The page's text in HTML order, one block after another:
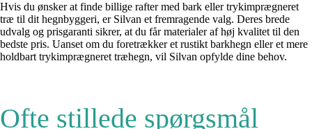
Hvis du ønsker at finde billige rafter med bark eller trykimprægneret
træ til dit hegnbyggeri, er Silvan et fremragende valg. Deres brede
udvalg og prisgaranti sikrer, at du får materialer af høj kvalitet til den
bedste pris. Uanset om du foretrækker et rustikt barkhegn eller et mere
holdbart trykimprægneret træhegn, vil Silvan opfylde dine behov.
Ofte stillede spørgsmål